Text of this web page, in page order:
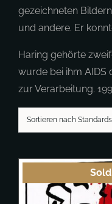
gezeichneten
und andere. Er
Haring gehörte
wurde bei ihm AIDS
zur Verarbeitung.
Sortieren nach